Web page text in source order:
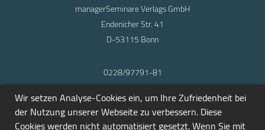
managerSeminare Verlags GmbH
Endenicher Str. 41
D-53115 Bonn
0228/97791-81
info@seminarmarkt.de
© 2001-2026
Wir setzen Analyse-Cookies ein, um Ihre Zufriedenheit bei
der Nutzung unserer Webseite zu verbessern. Diese
Cookies werden nicht automatisiert gesetzt. Wenn Sie mit